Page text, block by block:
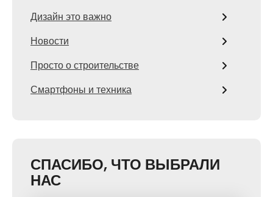
Дизайн это важно
Новости
Просто о строительстве
Смартфоны и техника
СПАСИБО, ЧТО ВЫБРАЛИ
НАС